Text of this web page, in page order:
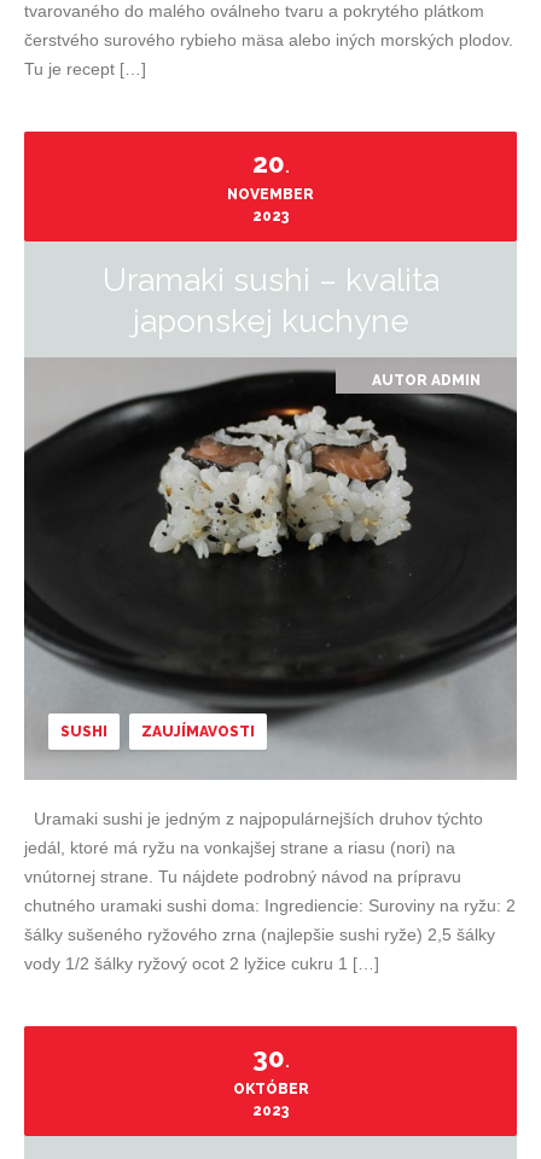
tvarovaného do malého oválneho tvaru a pokrytého plátkom
čerstvého surového rybieho mäsa alebo iných morských plodov.
Tu je recept […]
20.
NOVEMBER
2023
Uramaki sushi – kvalita
japonskej kuchyne
AUTOR ADMIN
SUSHI ZAUJÍMAVOSTI
Uramaki sushi je jedným z najpopulárnejších druhov týchto
jedál, ktoré má ryžu na vonkajšej strane a riasu (nori) na
vnútornej strane. Tu nájdete podrobný návod na prípravu
chutného uramaki sushi doma: Ingrediencie: Suroviny na ryžu: 2
šálky sušeného ryžového zrna (najlepšie sushi ryže) 2,5 šálky
vody 1/2 šálky ryžový ocot 2 lyžice cukru 1 […]
30.
OKTÓBER
2023